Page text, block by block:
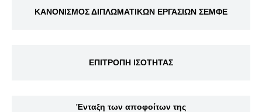
ΚΑΝΟΝΙΣΜΟΣ ΔΙΠΛΩΜΑΤΙΚΩΝ ΕΡΓΑΣΙΩΝ ΣΕΜΦΕ
ΕΠΙΤΡΟΠΗ ΙΣΟΤΗΤΑΣ
Ένταξη των αποφοίτων της